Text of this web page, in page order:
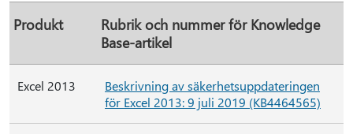
Produkt
Rubrik och nummer för Knowledge
Base-artikel
Excel 2013
Beskrivning av säkerhetsuppdateringen
för Excel 2013: 9 juli 2019 (KB4464565)